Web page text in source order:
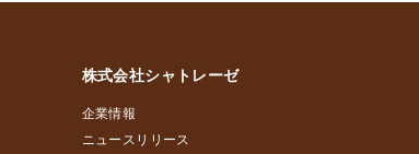
株式会社シャトレーゼ
企業情報
ニュースリリース